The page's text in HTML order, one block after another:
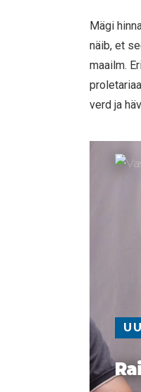
Mägi
näib, et
maailm.
verd ja